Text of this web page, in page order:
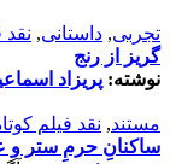
تجربی, داستانی, نقد
گریز از رنج
نوشته: پریزاد
مستند, نقد فیلم
ساکنانِ حرمِ ستر